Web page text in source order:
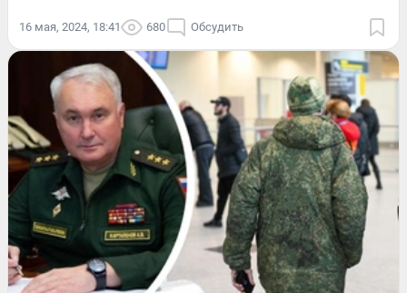
16 мая, 2024, 18:41 680 Обсудить